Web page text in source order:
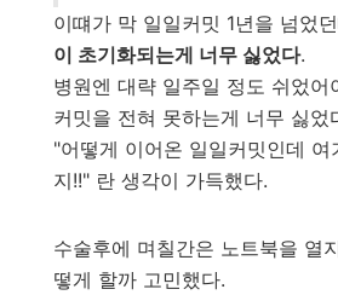
이떄가 막 일일커밋 1년을 넘었
이 초기화되는게 너무 싫었다.
병원엔 대략 일주일 정도 쉬었어
커밋을 전혀 못하는게 너무 싫었
"어떻게 이어온 일일커밋인데 여
지!!" 란 생각이 가득했다.
수술후에 며칠간은 노트북을 열
떻게 할까 고민했다.